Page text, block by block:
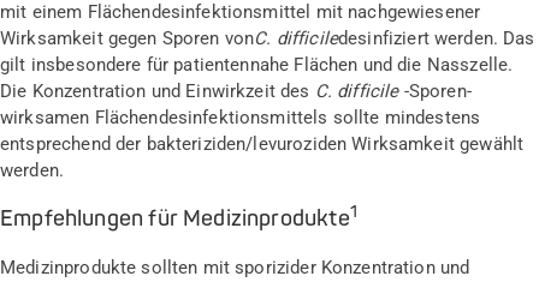
mit einem Flächendesinfektionsmittel mit nachgewiesener
Wirksamkeit gegen Sporen vonC. difficiledesinfiziert werden. Das
gilt insbesondere für patientennahe Flächen und die Nasszelle.
Die Konzentration und Einwirkzeit des C. difficile -Sporen-
wirksamen Flächendesinfektionsmittels sollte mindestens
entsprechend der bakteriziden/levuroziden Wirksamkeit gewählt
werden.
Empfehlungen für Medizinprodukte1
Medizinprodukte sollten mit sporizider Konzentration und